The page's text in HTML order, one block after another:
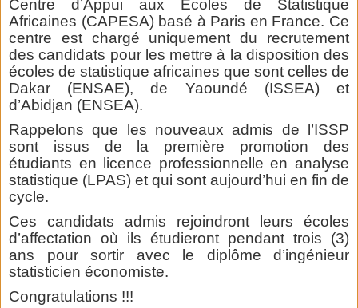
Centre d’Appui aux Ecoles de Statistique
Africaines (CAPESA) basé à Paris en France. Ce
centre est chargé uniquement du recrutement
des candidats pour les mettre à la disposition des
écoles de statistique africaines que sont celles de
Dakar (ENSAE), de Yaoundé (ISSEA) et
d’Abidjan (ENSEA).
Rappelons que les nouveaux admis de l’ISSP
sont issus de la première promotion des
étudiants en licence professionnelle en analyse
statistique (LPAS) et qui sont aujourd’hui en fin de
cycle.
Ces candidats admis rejoindront leurs écoles
d’affectation où ils étudieront pendant trois (3)
ans pour sortir avec le diplôme d’ingénieur
statisticien économiste.
Congratulations !!!